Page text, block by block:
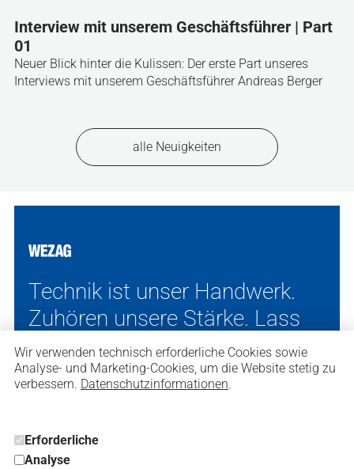
Interview mit unserem Geschäftsführer | Part
01
Neuer Blick hinter die Kulissen: Der erste Part unseres
Interviews mit unserem Geschäftsführer Andreas Berger
alle Neuigkeiten
Technik ist unser Handwerk.
Zuhören unsere Stärke. Lass
uns sprechen. Wir finden die
passende Lösung.
Wir verwenden technisch erforderliche Cookies sowie
Analyse- und Marketing-Cookies, um die Website stetig zu
verbessern. Datenschutzinformationen.
Erforderliche
Analyse